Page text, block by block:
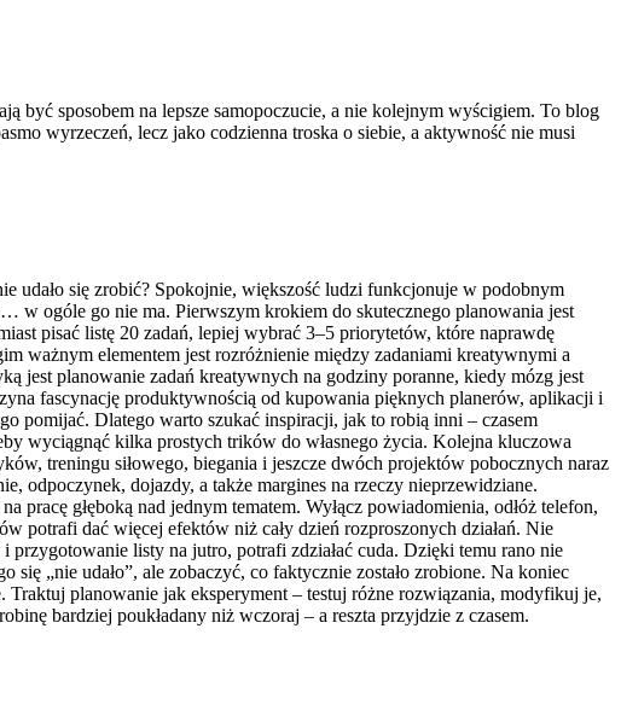
być sposobem na lepsze samopoczucie, a nie kolejnym wyścigiem. To blog
wyrzeczeń, lecz jako codzienna troska o siebie, a aktywność nie musi
udało się zrobić? Spokojnie, większość ludzi funkcjonuje w podobnym
w ogóle go nie ma. Pierwszym krokiem do skutecznego planowania jest
pisać listę 20 zadań, lepiej wybrać 3–5 priorytetów, które naprawdę
ważnym elementem jest rozróżnienie między zadaniami kreatywnymi a
jest planowanie zadań kreatywnych na godziny poranne, kiedy mózg jest
fascynację produktywnością od kupowania pięknych planerów, aplikacji i
pomijać. Dlatego warto szukać inspiracji, jak to robią inni – czasem
wyciągnąć kilka prostych trików do własnego życia. Kolejna kluczowa
treningu siłowego, biegania i jeszcze dwóch projektów pobocznych naraz
odpoczynek, dojazdy, a także margines na rzeczy nieprzewidziane.
głęboką nad jednym tematem. Wyłącz powiadomienia, odłóż telefon,
potrafi dać więcej efektów niż cały dzień rozproszonych działań. Nie
listy na jutro, potrafi zdziałać cuda. Dzięki temu rano nie
„nie udało”, ale zobaczyć, co faktycznie zostało zrobione. Na koniec
Traktuj planowanie jak eksperyment – testuj różne rozwiązania, modyfikuj je,
bardziej poukładany niż wczoraj – a reszta przyjdzie z czasem.